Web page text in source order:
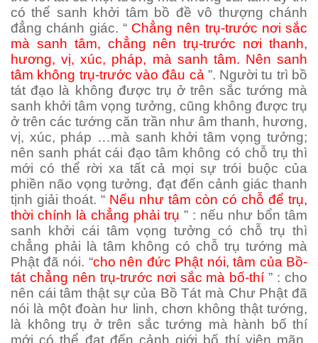
có thể sanh khởi tâm bồ đề vô thượng chánh
đẳng chánh giác. “ Chẳng nên trụ-trước nơi sắc
mà sanh tâm, chẳng nên trụ-trước nơi thanh,
hương, vị, xúc, pháp, mà sanh tâm. Nên sanh
tâm không trụ-trước vào đâu cả ”. Người tu trì bồ
tát đạo là không được trụ ở trên sắc tướng mà
sanh khởi tâm vọng tưởng, cũng không được trụ
ở trên các tướng căn trần như âm thanh, hương,
vị, xúc, pháp …mà sanh khởi tâm vọng tưởng;
nên sanh phát cái đạo tâm không có chỗ trụ thì
mới có thể rời xa tất cả mọi sự trói buộc của
phiền não vọng tưởng, đạt đến cảnh giác thanh
tịnh giải thoát. “ Nếu như tâm còn có chỗ để trụ,
thời chính là chẳng phải trụ ” : nếu như bổn tâm
sanh khởi cái tâm vọng tưởng có chỗ trụ thì
chẳng phải là tâm không có chỗ trụ tướng mà
Phật đã nói. “cho nên đức Phật nói, tâm của Bồ-
tát chẳng nên trụ-trước nơi sắc mà bố-thí ” : cho
nên cái tâm thật sự của Bồ Tát mà Chư Phật đã
nói là một đoàn hư linh, chơn không thật tướng,
là không trụ ở trên sắc tướng mà hành bố thí
mới có thể đạt đến cảnh giới bố thí viên mãn,